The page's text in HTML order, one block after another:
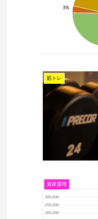
筋トレ
資産運用